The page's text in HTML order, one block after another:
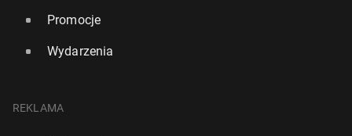
Promocje
Wydarzenia
REKLAMA